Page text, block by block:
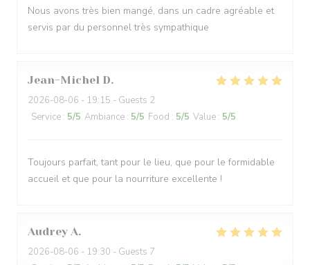
Nous avons très bien mangé, dans un cadre agréable et
servis par du personnel très sympathique
Jean-Michel D
2026-08-06 - 19:15 - Guests 2
Service : 5/5 Ambiance : 5/5 Food : 5/5 Value : 5/5
Toujours parfait, tant pour le lieu, que pour le formidable
accueil et que pour la nourriture excellente !
Audrey A
2026-08-06 - 19:30 - Guests 7